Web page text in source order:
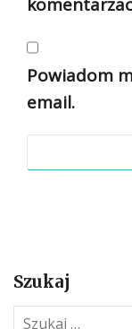
Powiadom
email.
Szukaj